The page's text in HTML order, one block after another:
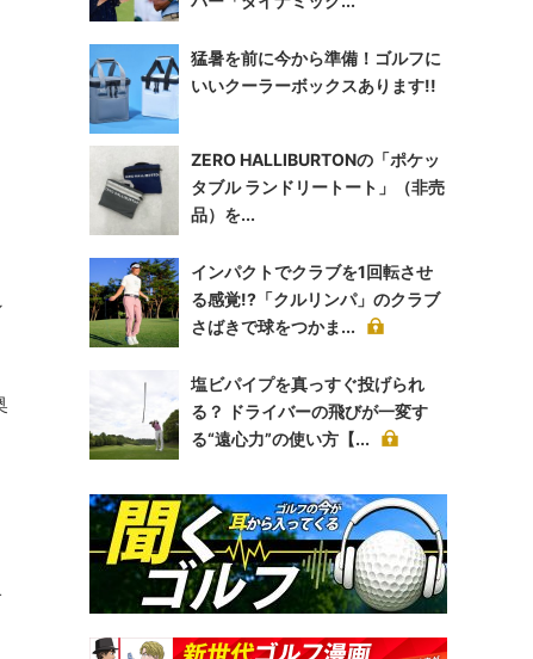
猛暑を前に今から準備！ゴルフに
いいクーラーボックスあります!!
ZERO HALLIBURTONの「ポケッ
タブル ランドリートート」（非売
品）を...
インパクトでクラブを1回転させ
る感覚!?「クルリンパ」のクラブ
さばきで球をつかま...
塩ビパイプを真っすぐ投げられ
る？ ドライバーの飛びが一変す
る“遠心力”の使い方【...